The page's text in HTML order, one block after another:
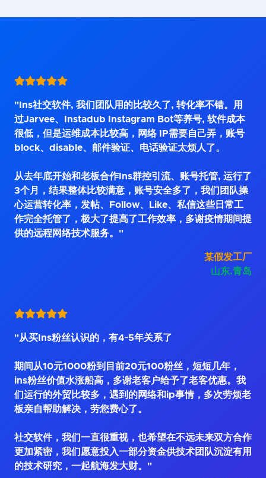
"Ins社交软件, 我们团队用的比较久了, 转化率不错。用
过Jarvee、Instadub Instagram Bot等养号, 软件成本
很低，但是运维成本比较高，网络 IP需要自己弄，账号
block、disable、邮件验证、电话验证太烦人了。
从去年底开始和老板合作Ins群控引流、账号托管, 运行了
3个月，结果整体比较满意，账号安全多了，我们团队操
心运营转化率，发帖、Follow、Like、私信这些日常工
作完全托管了，极大了提高了工作效率，多谢疫情期间提
供的远程网络技术服务。"
某假发工厂
山东.青岛
"从买Ins粉丝认识的，有4~5年关系了
期间从10元1000粉到目前20元100粉丝，短短几年，
ins粉丝价值水涨船高，多谢老客户给予了老客优惠。我
们运行的外贸比较多，遇到的网络和ip事情，多次劳烦老
板亲自帮助解决，劳您费心了。
社交软件，我们一直很重视，也希望在不远未来双方合作
更加紧密，我们愿意投入一部分资金供技术团队沉淀有用
的技术研究，一起航海发大财。"